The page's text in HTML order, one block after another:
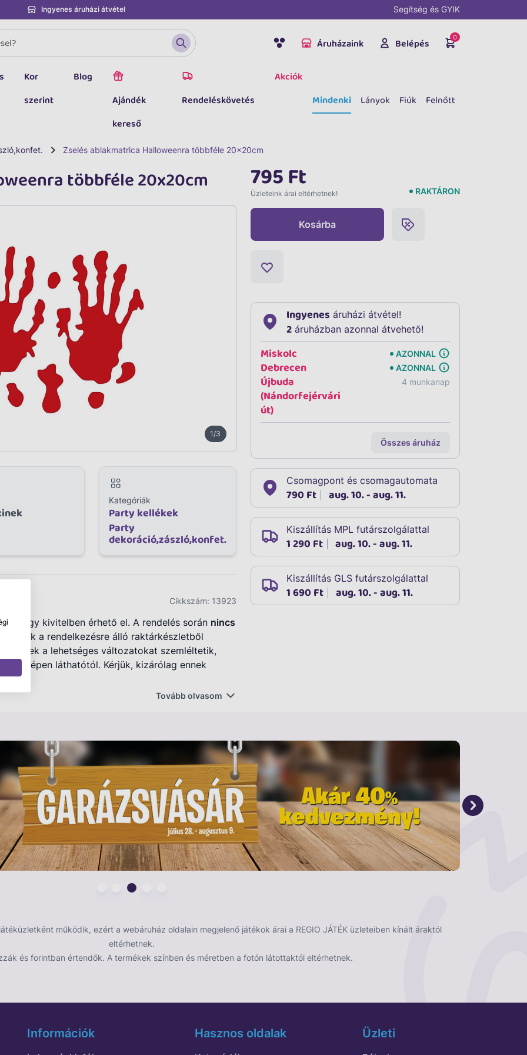
Ingyenes áruházi átvétel Segítség és GYIK
Áruházaink Belépés 0
Kor
szerint
Blog
Ajándék
kereső
Rendeléskövetés
Akciók
Mindenki
Lányok Fiúk Felnőtt
Zselés ablakmatrica Halloweenra többféle 20x20cm
többféle 20x20cm
1/3
Kategóriák
Party kellékek
Party
dekoráció,zászló,konfet.
Cikkszám: 13923
vagy kivitelben érhető el. A rendelés során nincs
a termék a rendelkezésre álló raktárkészletből
a lehetséges változatokat szemléltetik,
a képen láthatótól. Kérjük, kizárólag ennek
és eltávolíthatók, így egyszerűen variálhatod a
Tovább olvasom
795 Ft
Üzleteink árai eltérhetnek! RAKTÁRON
Kosárba
Ingyenes áruházi átvétel!
2 áruházban azonnal átvehető!
Miskolc AZONNAL
Debrecen AZONNAL
Újbuda
(Nándorfejérvári
út)
4 munkanap
Összes áruház
Csomagpont és csomagautomata
790 Ft aug. 10. - aug. 11.
Kiszállítás MPL futárszolgálattal
1 290 Ft aug. 10. - aug. 11.
Kiszállítás GLS futárszolgálattal
1 690 Ft aug. 10. - aug. 11.
játéküzletként működik, ezért a webáruház oldalain megjelenő játékok árai a REGIO JÁTÉK üzleteiben kínált áraktól
eltérhetnek.
és forintban értendők. A termékek színben és méretben a fotón látottaktól eltérhetnek.
Információk Hasznos oldalak Üzleti